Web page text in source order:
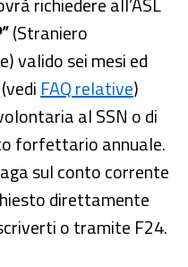
(Straniero
valido sei mesi ed
FAQ relative)
al SSN o di
forfettario annuale.
sul conto corrente
direttamente
o tramite F24.